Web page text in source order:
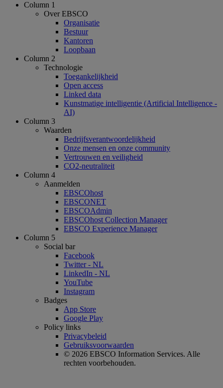
Column 1
Over EBSCO
Organisatie
Bestuur
Kantoren
Loopbaan
Column 2
Technologie
Toegankelijkheid
Open access
Linked data
Kunstmatige intelligentie (Artificial Intelligence -
AI)
Column 3
Waarden
Bedrijfsverantwoordelijkheid
Onze mensen en onze community
Vertrouwen en veiligheid
CO2-neutraliteit
Column 4
Aanmelden
EBSCOhost
EBSCONET
EBSCOAdmin
EBSCOhost Collection Manager
EBSCO Experience Manager
Column 5
Social bar
Facebook
Twitter - NL
LinkedIn - NL
YouTube
Instagram
Badges
App Store
Google Play
Policy links
Privacybeleid
Gebruiksvoorwaarden
© 2026 EBSCO Information Services. Alle
rechten voorbehouden.